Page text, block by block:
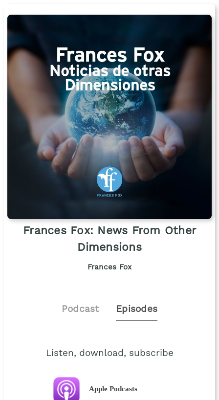
Frances Fox: News From Other
Dimensions
Frances Fox
Podcast Episodes
Listen, download, subscribe
Apple Podcasts